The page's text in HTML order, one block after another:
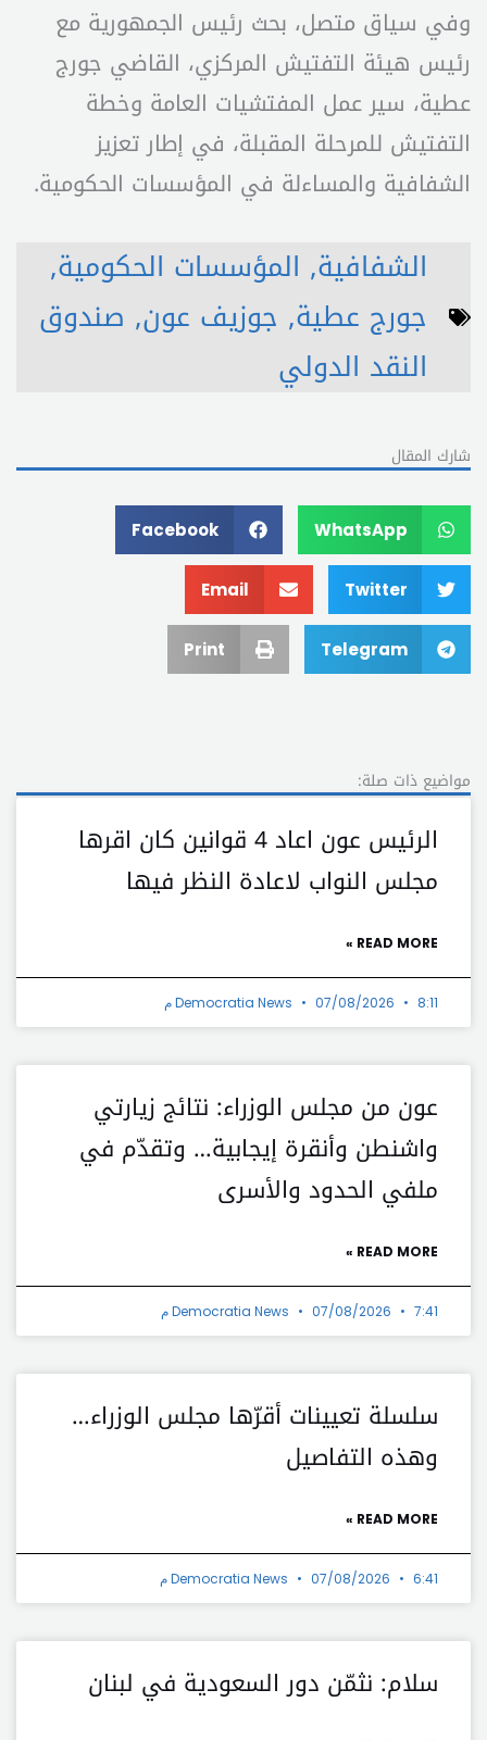
وفي سياق متصل، بحث رئيس الجمهورية مع
رئيس هيئة التفتيش المركزي، القاضي جورج
عطية، سير عمل المفتشيات العامة وخطة
التفتيش للمرحلة المقبلة، في إطار تعزيز
الشفافية والمساءلة في المؤسسات الحكومية.
الشفافية, المؤسسات الحكومية,
جورج عطية, جوزيف عون, صندوق
النقد الدولي
شارك المقال
WhatsApp
Facebook
Twitter
Email
Telegram
Print
مواضيع ذات صلة:
الرئيس عون اعاد 4 قوانين كان اقرها
مجلس النواب لاعادة النظر فيها
READ MORE »
Democratia News 07/08/2026 8:11 م
عون من مجلس الوزراء: نتائج زيارتي
واشنطن وأنقرة إيجابية… وتقدّم في
ملفي الحدود والأسرى
READ MORE »
Democratia News 07/08/2026 7:41 م
سلسلة تعيينات أقرّها مجلس الوزراء…
وهذه التفاصيل
READ MORE »
Democratia News 07/08/2026 6:41 م
سلام: نثمّن دور السعودية في لبنان